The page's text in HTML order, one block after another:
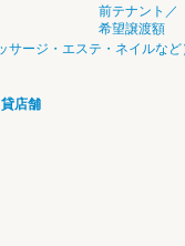
前テナント／
希望譲渡額
サージ・エステ・ネイルなど
店舗